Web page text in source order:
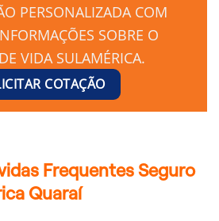
PERSONALIZADA COM
SOBRE O
VIDA SULAMÉRICA.
COTAÇÃO
Frequentes Seguro
Quaraí